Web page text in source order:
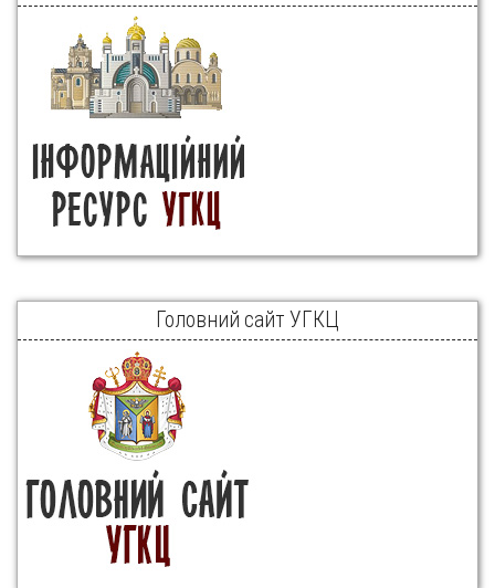
Головний сайт УГКЦ